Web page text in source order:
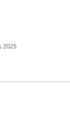
2025